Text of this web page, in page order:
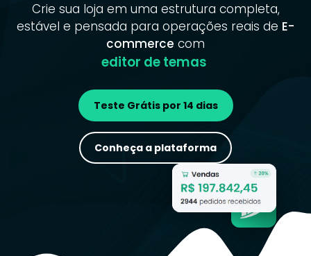
Crie sua loja em uma estrutura completa,
estável e pensada para operações reais de E-
commerce com
carrinh|
Teste Grátis por 14 dias
Conheça a plataforma